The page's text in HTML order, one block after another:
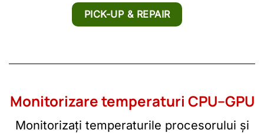
PICK-UP & REPAIR
Monitorizare temperaturi CPU–GPU
Monitorizați temperaturile procesorului și